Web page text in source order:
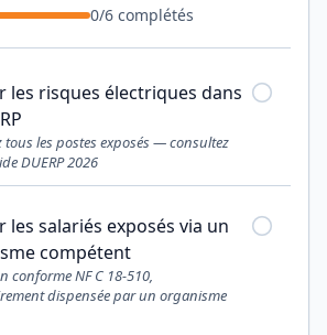
0/6 complétés
les risques électriques dans
tous les postes exposés — consultez
DUERP 2026
les salariés exposés via un
compétent
conforme NF C 18-510,
dispensée par un organisme